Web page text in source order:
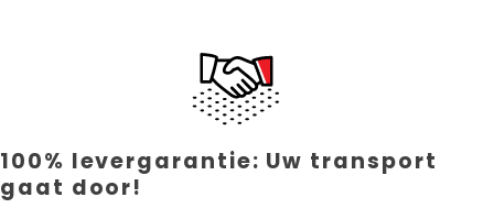
100% levergarantie: Uw transport
gaat door!